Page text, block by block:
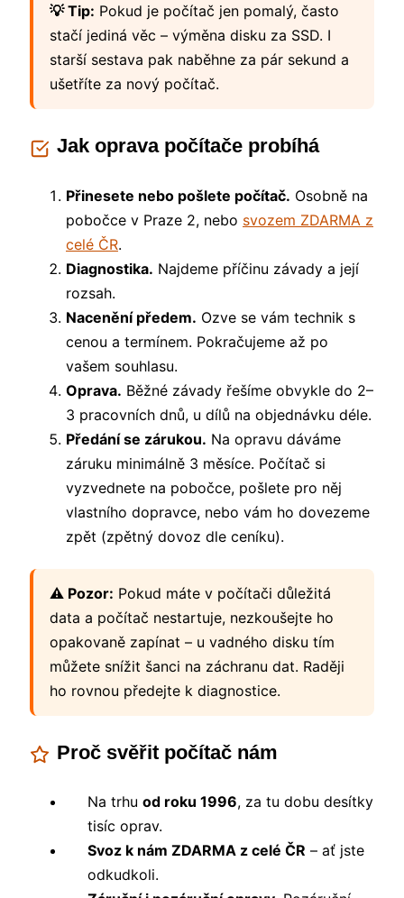
💡 Tip: Pokud je počítač jen pomalý, často
stačí jediná věc – výměna disku za SSD. I
starší sestava pak naběhne za pár sekund a
ušetříte za nový počítač.
Jak oprava počítače probíhá
Přinesete nebo pošlete počítač. Osobně na
pobočce v Praze 2, nebo svozem ZDARMA z
celé ČR.
Diagnostika. Najdeme příčinu závady a její
rozsah.
Nacenění předem. Ozve se vám technik s
cenou a termínem. Pokračujeme až po
vašem souhlasu.
Oprava. Běžné závady řešíme obvykle do 2–
3 pracovních dnů, u dílů na objednávku déle.
Předání se zárukou. Na opravu dáváme
záruku minimálně 3 měsíce. Počítač si
vyzvednete na pobočce, pošlete pro něj
vlastního dopravce, nebo vám ho dovezeme
zpět (zpětný dovoz dle ceníku).
⚠️ Pozor: Pokud máte v počítači důležitá
data a počítač nestartuje, nezkoušejte ho
opakovaně zapínat – u vadného disku tím
můžete snížit šanci na záchranu dat. Raději
ho rovnou předejte k diagnostice.
Proč svěřit počítač nám
Na trhu od roku 1996, za tu dobu desítky
tisíc oprav.
Svoz k nám ZDARMA z celé ČR – ať jste
odkudkoli.